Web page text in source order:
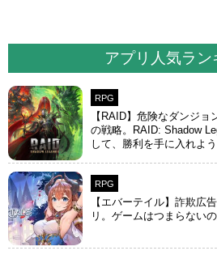
アプリ人気ラン
RPG
【RAID】危険なダンジ
の戦略。RAID: Shadow
して、勝利を手に入れよう
RPG
【エバーテイル】詐欺広
リ。ゲームはつまらない